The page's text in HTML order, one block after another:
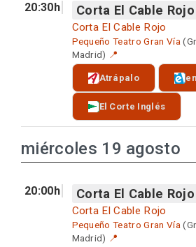
20:30h Corta El Cable Rojo
Corta El Cable Rojo
Pequeño Teatro Gran Vía
Madrid) 📍
Atrápalo
El Corte Inglés
miércoles 19 agosto
20:00h Corta El Cable Rojo
Corta El Cable Rojo
Pequeño Teatro Gran Vía
Madrid) 📍